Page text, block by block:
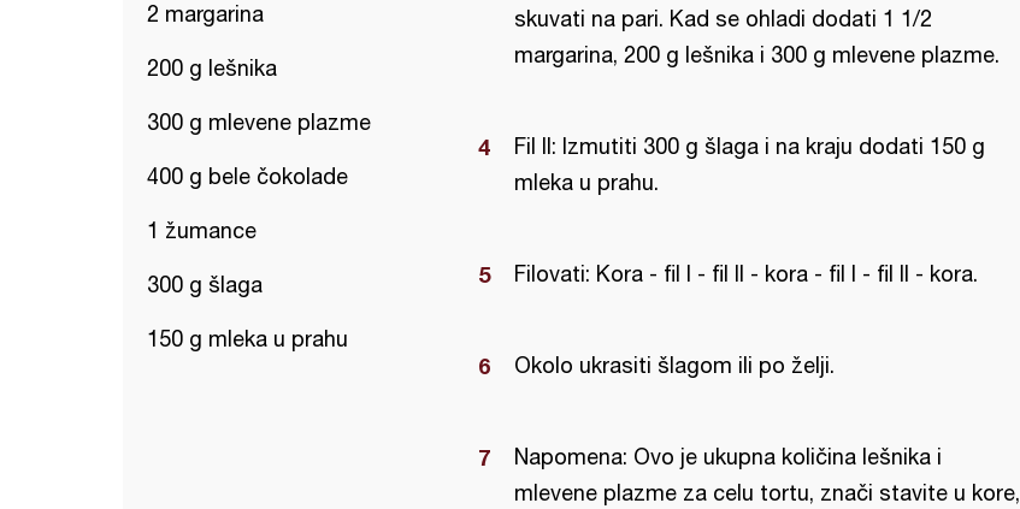
2 margarina
200 g lešnika
300 g mlevene plazme
400 g bele čokolade
1 žumance
300 g šlaga
150 g mleka u prahu
skuvati na pari. Kad se ohladi dodati 1 1/2
margarina, 200 g lešnika i 300 g mlevene plazme.
Fil II: Izmutiti 300 g šlaga i na kraju dodati 150 g
mleka u prahu.
Filovati: Kora - fil I - fil II - kora - fil I - fil II - kora.
Okolo ukrasiti šlagom ili po želji.
Napomena: Ovo je ukupna količina lešnika i
mlevene plazme za celu tortu, znači stavite u kore,